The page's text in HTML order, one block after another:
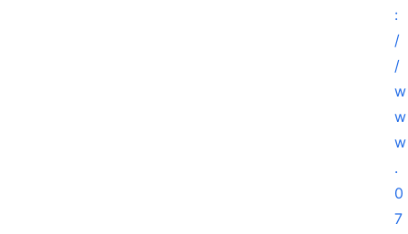
:
/
/
w
w
w
.
0
7